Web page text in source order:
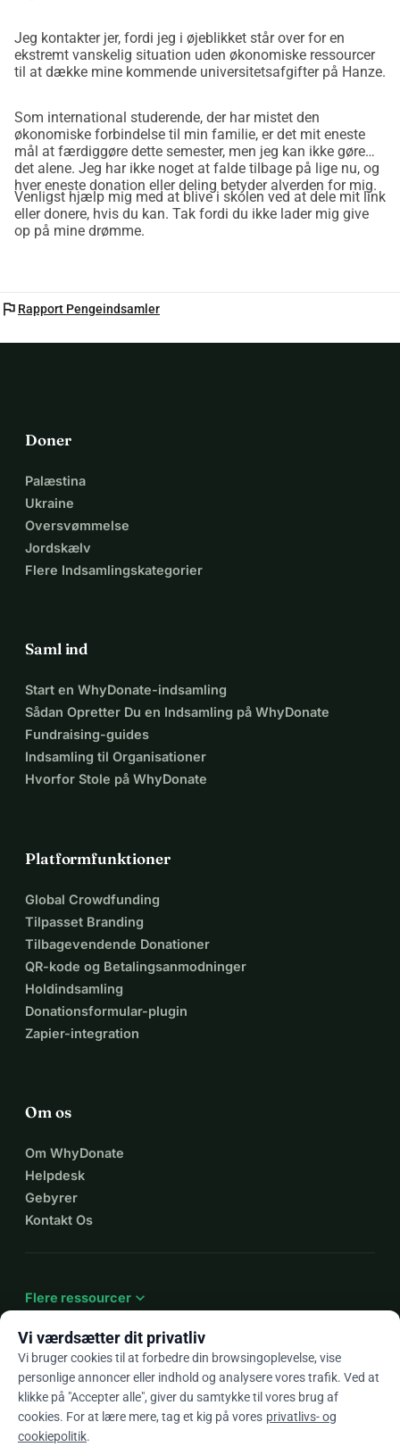
​Jeg kontakter jer, fordi jeg i øjeblikket står over for en
ekstremt vanskelig situation uden økonomiske ressourcer
til at dække mine kommende universitetsafgifter på Hanze.
​Som international studerende, der har mistet den
økonomiske forbindelse til min familie, er det mit eneste
mål at færdiggøre dette semester, men jeg kan ikke gøre
det alene. Jeg har ikke noget at falde tilbage på lige nu, og
hver eneste donation eller deling betyder alverden for mig.
​Venligst hjælp mig med at blive i skolen ved at dele mit link
eller donere, hvis du kan. Tak fordi du ikke lader mig give
op på mine drømme.
flag Rapport Pengeindsamler
Doner
Palæstina
Ukraine
Oversvømmelse
Jordskælv
Flere Indsamlingskategorier
Saml ind
Start en WhyDonate-indsamling
Sådan Opretter Du en Indsamling på WhyDonate
Fundraising-guides
Indsamling til Organisationer
Hvorfor Stole på WhyDonate
Platformfunktioner
Global Crowdfunding
Tilpasset Branding
Tilbagevendende Donationer
QR-kode og Betalingsanmodninger
Holdindsamling
Donationsformular-plugin
Zapier-integration
Om os
Om WhyDonate
Helpdesk
Gebyrer
Kontakt Os
Flere ressourcer expand_more
Daarrow_drop_down
★★★★★4,9 / 5 baseret på 500+ anmeldelser
Vi værdsætter dit privatliv
Vi bruger cookies til at forbedre din browsingoplevelse, vise
personlige annoncer eller indhold og analysere vores trafik. Ved at
klikke på "Accepter alle", giver du samtykke til vores brug af
cookies. For at lære mere, tag et kig på vores privatlivs- og
cookiepolitik.